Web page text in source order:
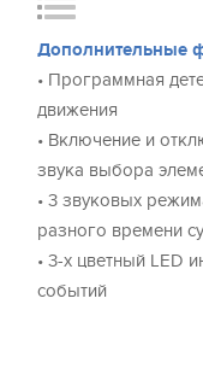
а не в
использовать
разрешения
насыщенным при
обладает углом
лучами.
стандарты
он работает
Дополнительные
• Программная
движения
• Включение и
звука выбора
• 3 звуковых
разного времени
• 3-х цветный LED
событий